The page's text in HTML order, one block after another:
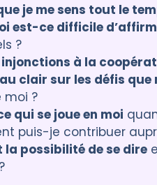
je me sens tout le
est-ce difficile
?
injonctions à la
clair sur les défis que
moi ?
qui se joue en moi
puis-je contribuer
la possibilité de se dire